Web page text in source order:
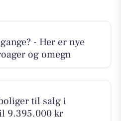
- Her er nye
og omegn
til salg i
9.395.000 kr